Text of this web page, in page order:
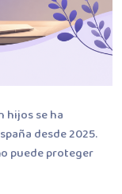
hijos se ha
desde 2025.
puede proteger